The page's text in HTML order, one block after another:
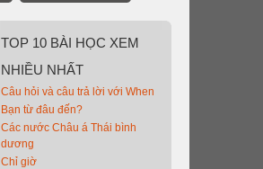
TOP 10 BÀI HỌC XEM
NHIỀU NHẤT
Câu hỏi và câu trả lời với When
Bạn từ đâu đến?
Các nước Châu á Thái bình
dương
Chỉ giờ